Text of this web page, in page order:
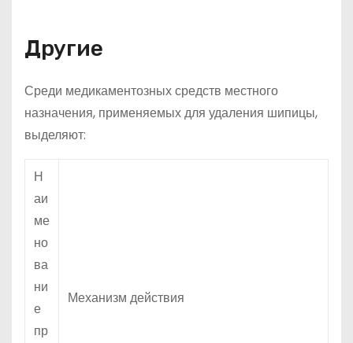
Другие
Среди медикаментозных средств местного
назначения, применяемых для удаления шипицы,
выделяют:
Н
аи
ме
но
ва
ни
е
пр
Механизм действия